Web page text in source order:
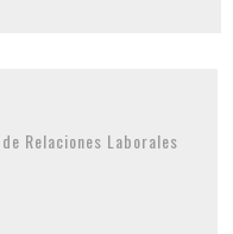
Relaciones Laborales